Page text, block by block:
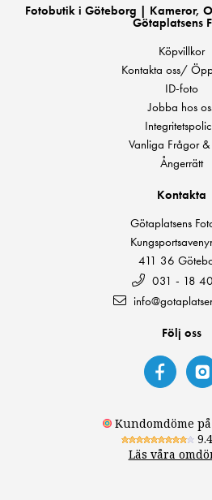
Fotobutik i Göteborg | Kameror,
Götaplatsens
Köpvillkor
Kontakta oss/
ID-foto
Jobba hos
Vanliga Frågor
Ångerrätt
Kontakta
Götaplatsens
411 36
031 - 18
Följ oss